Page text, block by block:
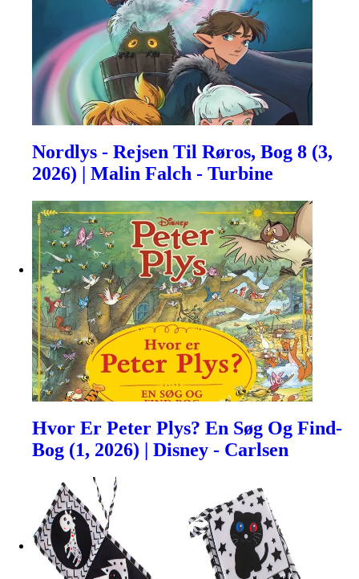
Nordlys - Rejsen Til Røros, Bog 8 (3,
2026) | Malin Falch - Turbine
Hvor Er Peter Plys? En Søg Og Find-
Bog (1, 2026) | Disney - Carlsen